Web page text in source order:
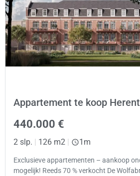
Appartement te koop
440.000 €
2 slp. | 126 m2 | 1m
Exclusieve appartementen – aankoop
mogelijk! Reeds 70 % verkocht De